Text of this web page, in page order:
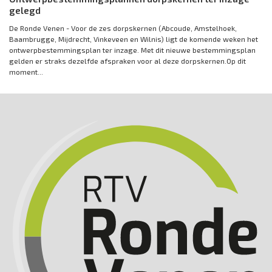
gelegd
De Ronde Venen - Voor de zes dorpskernen (Abcoude, Amstelhoek,
Baambrugge, Mijdrecht, Vinkeveen en Wilnis) ligt de komende weken het
ontwerpbestemmingsplan ter inzage. Met dit nieuwe bestemmingsplan
gelden er straks dezelfde afspraken voor al deze dorpskernen.Op dit
moment...